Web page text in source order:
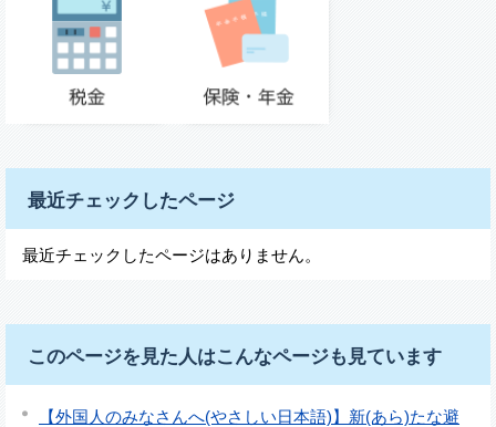
最近チェックしたページ
最近チェックしたページはありません。
このページを見た人はこんなページも見ています
【外国人のみなさんへ(やさしい日本語)】新(あら)たな避